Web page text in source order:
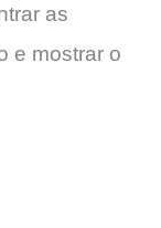
as
e mostrar o